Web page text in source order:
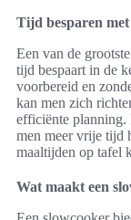
Tijd besparen
Een van de
tijd bespaart in de
voorbereid en
kan men zich
efficiënte planning.
men meer vrije tijd
maaltijden op tafel
Wat maakt een